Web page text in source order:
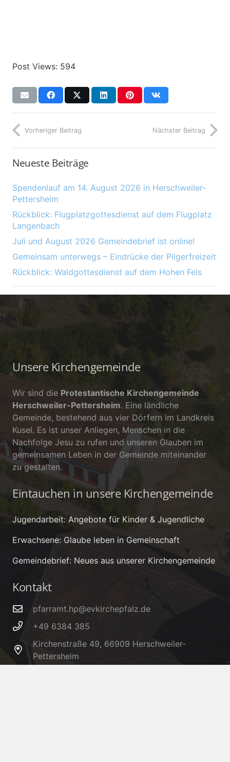
Post Views: 594
Vorheriger Beitrag Nächster Beitrag
Neueste Beiträge
Spendenlauf am 14. August 2026 in Herschweiler-
Pettersheim
Rückblick: Flugplatzgottesdienst auf dem Flugplatz
Langenbach
Juli und August 2026 Gemeindebrief ist online!
Gemeinsam unterwegs – Eindrücke der Pilgerfreizeit
Rückblick: Waldgottesdienst auf dem Hohen Fels
Unsere Kirchengemeinde
Wir sind die Protestantische Kirchengemeinde
Herschweiler-Pettersheim. Eine ländliche
Gemeinde, bestehend aus vier Dörfern im Landkreis
Kusel. Es ist unser Anliegen, Menschen in die
Nachfolge Jesu zu rufen und unseren Glauben im
gemeinsamen Leben in der Gemeinde miteinander
zu gestalten.
Eintauchen in unsere Kirchengemeinde
Jugendarbeit: Angebote für Kinder & Jugendliche
Erwachsene: Glaube leben in Gemeinschaft
Gemeindebrief: Neues aus unserer Kirchengemeinde
Kontakt
pfarramt.hp@evkirchepfalz.de
+49 6384 385
Kirchenstraße 49, 66909 Herschweiler-
Pettersheim